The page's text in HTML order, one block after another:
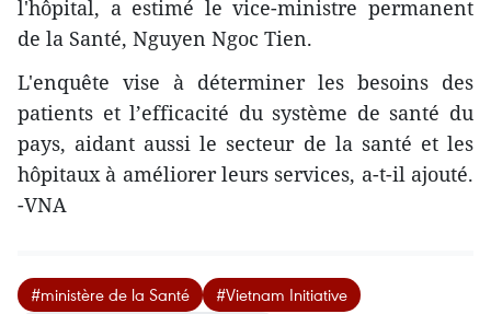
l'hôpital, a estimé le vice-ministre permanent
de la Santé, Nguyen Ngoc Tien.
L'enquête vise à déterminer les besoins des
patients et l’efficacité du système de santé du
pays, aidant aussi le secteur de la santé et les
hôpitaux à améliorer leurs services, a-t-il ajouté.
-VNA
#ministère de la Santé
#Vietnam Initiative